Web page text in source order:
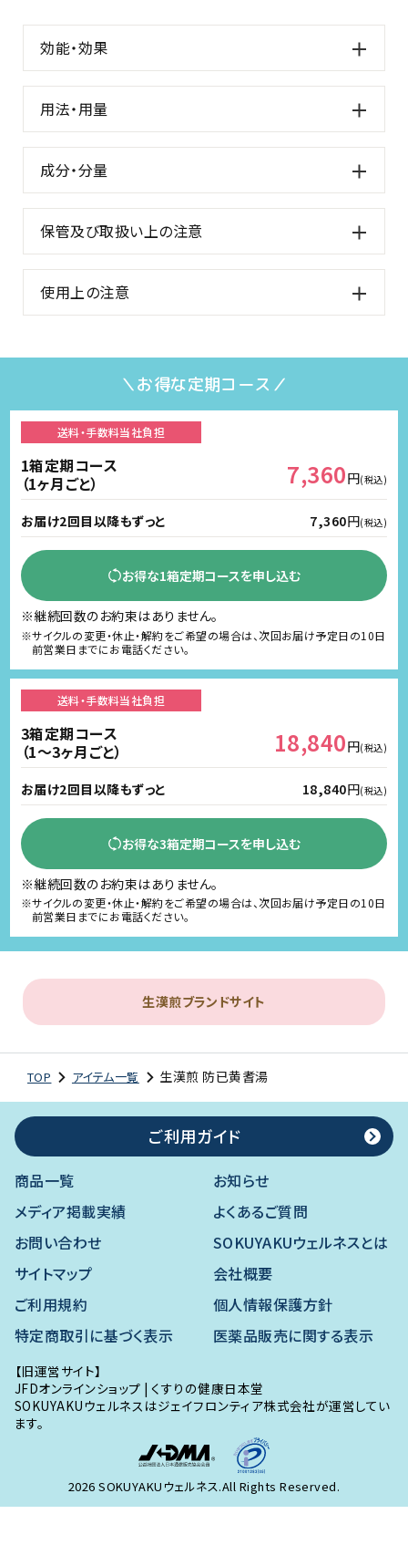
効能・効果
用法・用量
成分・分量
保管及び取扱い上の注意
使用上の注意
＼お得な定期コース／
送料・手数料当社負担
1箱定期コース
（1ヶ月ごと）
7,360円(税込)
お届け2回目以降もずっと 7,360円(税込)
お得な1箱定期コースを申し込む
※継続回数のお約束はありません。
※サイクルの変更・休止・解約をご希望の場合は、次回お届け予定日の10日
前営業日までにお電話ください。
送料・手数料当社負担
3箱定期コース
（1～3ヶ月ごと）
18,840円(税込)
お届け2回目以降もずっと 18,840円(税込)
お得な3箱定期コースを申し込む
※継続回数のお約束はありません。
※サイクルの変更・休止・解約をご希望の場合は、次回お届け予定日の10日
前営業日までにお電話ください。
生漢煎ブランドサイト
TOP アイテム一覧 生漢煎 防已黄耆湯
ご利用ガイド
商品一覧
お知らせ
メディア掲載実績
よくあるご質問
お問い合わせ
SOKUYAKUウェルネスとは
サイトマップ
会社概要
ご利用規約
個人情報保護方針
特定商取引に基づく表示
医薬品販売に関する表示
【旧運営サイト】
JFDオンラインショップ |くすりの健康日本堂
SOKUYAKUウェルネスはジェイフロンティア株式会社が運営してい
ます。
2026 SOKUYAKUウェルネス.All Rights Reserved.